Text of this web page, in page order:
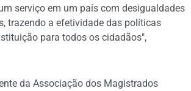
serviço em um país com desigualdades
trazendo a efetividade das políticas
para todos os cidadãos",
da Associação dos Magistrados